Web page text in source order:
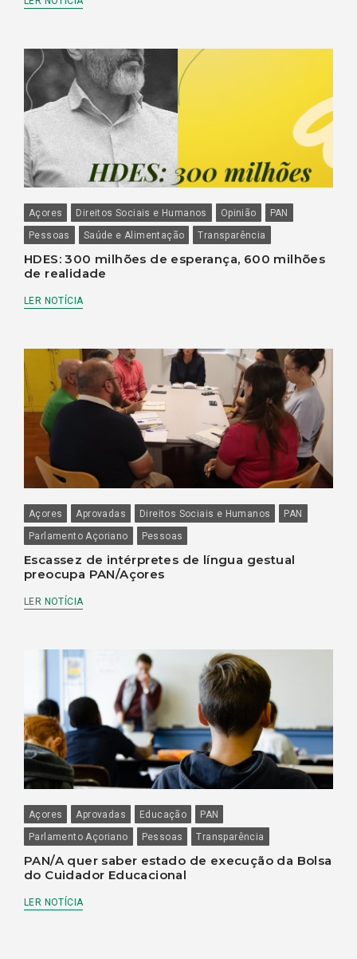
Açores Direitos Sociais e Humanos Opinião
PAN
Pessoas
Saúde e Alimentação Transparência
HDES: 300 milhões de esperança, 600 milhões
de realidade
LER NOTÍCIA
Açores Aprovadas Direitos Sociais e Humanos
PAN
Parlamento Açoriano
Pessoas
Escassez de intérpretes de língua gestual
preocupa PAN/Açores
LER NOTÍCIA
Açores Aprovadas Educação
PAN
Parlamento Açoriano
Pessoas Transparência
PAN/A quer saber estado de execução da Bolsa
do Cuidador Educacional
LER NOTÍCIA